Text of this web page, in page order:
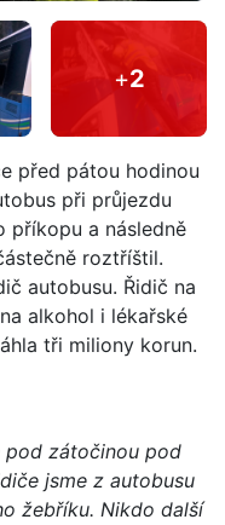
+2
před pátou hodinou
při průjezdu
příkopu a následně
roztříštil.
autobusu. Řidič na
alkohol i lékařské
tři miliony korun.
pod zátočinou pod
jsme z autobusu
žebříku. Nikdo další